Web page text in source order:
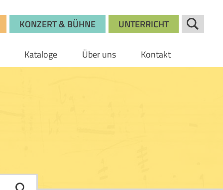
KONZERT & BÜHNE UNTERRICHT
Kataloge Über uns Kontakt